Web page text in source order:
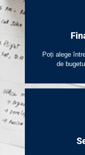
Poți alege
de